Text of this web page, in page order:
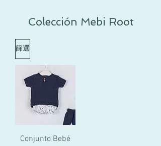
Colección Mebi Root
篩選
Conjunto Bebé